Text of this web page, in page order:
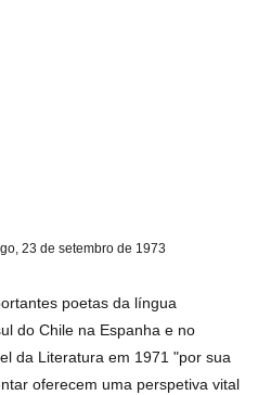
,23 de setembro de 1973
poetas da língua
do Chile na Espanha e no
da Literatura em 1971 "por sua
oferecem uma perspetiva vital